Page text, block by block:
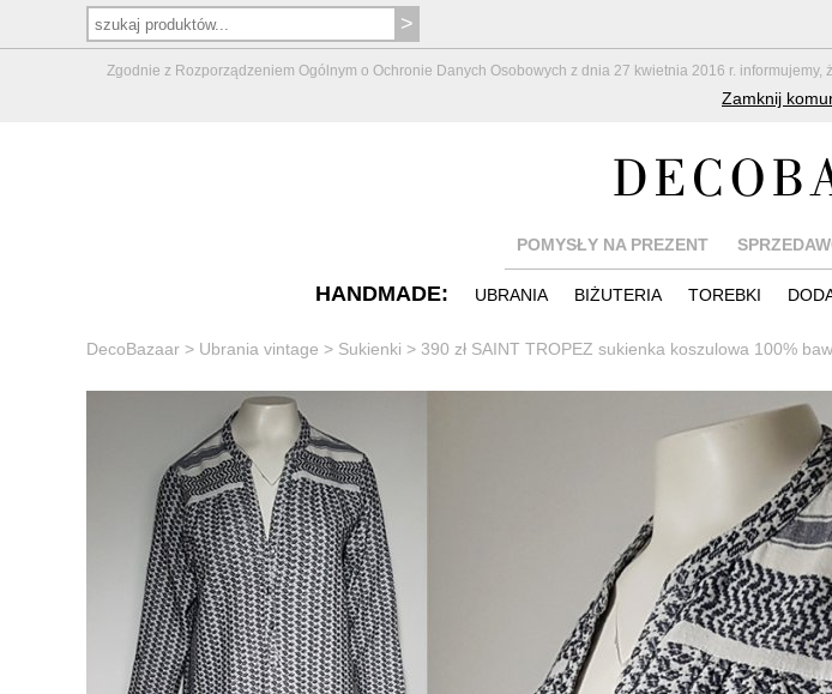
Zgodnie z Rozporządzeniem Ogólnym o Ochronie Danych Osobowych z dnia 27 kwietnia 2016 r. informujemy,
Zamknij
POMYSŁY NA PREZENT
HANDMADE: UBRANIA BIŻUTERIA TOREBKI
DecoBazaar > Ubrania vintage > Sukienki > 390 zł SAINT TROPEZ sukienka koszulowa 100%